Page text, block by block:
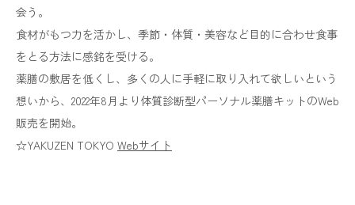
会う。
食材がもつ力を活かし、季節・体質・美容など目的に合わせ食事
をとる方法に感銘を受ける。
薬膳の敷居を低くし、多くの人に手軽に取り入れて欲しいという
想いから、2022年8月より体質診断型パーソナル薬膳キットのWeb
販売を開始。
☆YAKUZEN TOKYO Webサイト